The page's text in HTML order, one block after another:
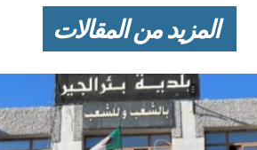
المزيد من المقالات